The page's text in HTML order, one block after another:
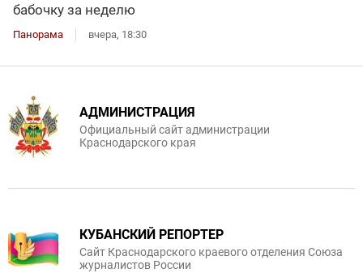
бабочку за неделю
Панорама вчера, 18:30
АДМИНИСТРАЦИЯ
Официальный сайт администрации
Краснодарского края
КУБАНСКИЙ РЕПОРТЕР
Сайт Краснодарского краевого отделения Союза
журналистов России